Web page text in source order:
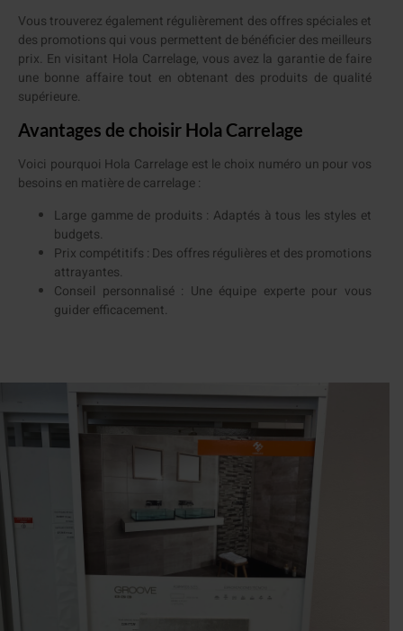
Vous trouverez également régulièrement des offres spéciales et
des promotions qui vous permettent de bénéficier des meilleurs
prix. En visitant Hola Carrelage, vous avez la garantie de faire
une bonne affaire tout en obtenant des produits de qualité
supérieure.
Avantages de choisir Hola Carrelage
Voici pourquoi Hola Carrelage est le choix numéro un pour vos
besoins en matière de carrelage :
Large gamme de produits : Adaptés à tous les styles et
budgets.
Prix compétitifs : Des offres régulières et des promotions
attrayantes.
Conseil personnalisé : Une équipe experte pour vous
guider efficacement.